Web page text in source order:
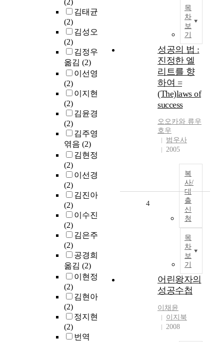
(2)
김태균
(2)
김성오
(2)
김정우
옮김 (2)
이선영
(2)
이지현
(2)
김윤경
(2)
김주영
엮음 (2)
김현정
(2)
이선경
(2)
김진아
(2)
이수진
(2)
김은주
(2)
공경희
옮김 (2)
이현정
(2)
김현아
(2)
정지현
(2)
번역
목
차
보
기
성공의 법 :
진정한 엘
리트를 향
하여 =
(The)laws of
success
오오카와 류우
호우
범우사
2005
복
사/
대
출
신
청
목
차
보
기
4
어린왕자의
성공수첩
이채윤
이지북
2008